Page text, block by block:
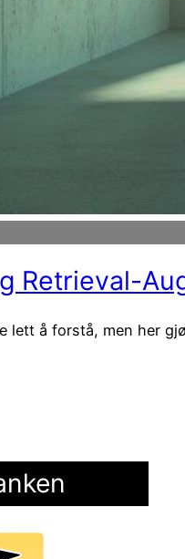
Retrieval-
lett å forstå, men her